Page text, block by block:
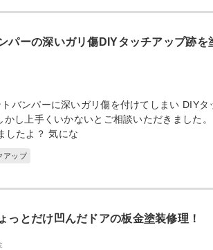
パーの深いガリ傷DIYタッチアップ跡を
バンパーに深いガリ傷を付けてしまい DIYタ
し上手くいかないとご相談いただきました。
したよ？ 気にな
アップ
っとだけ凹んだドアの板金塗装修理！